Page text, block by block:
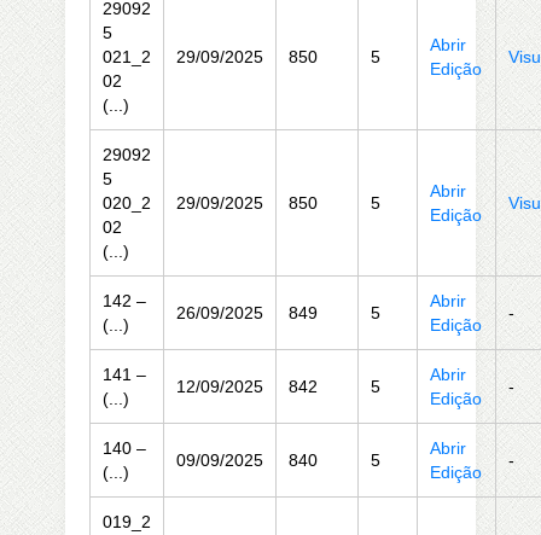
29092
5
021_2
02
(...)
29/09/2025 850 5
Abrir
Edição
29092
5
020_2
02
(...)
29/09/2025 850 5
Abrir
Edição
142 –
(...)
26/09/2025 849 5
Abrir
Edição
-
141 –
(...)
12/09/2025 842 5
Abrir
Edição
-
140 –
(...)
09/09/2025 840 5
Abrir
Edição
-
019_2